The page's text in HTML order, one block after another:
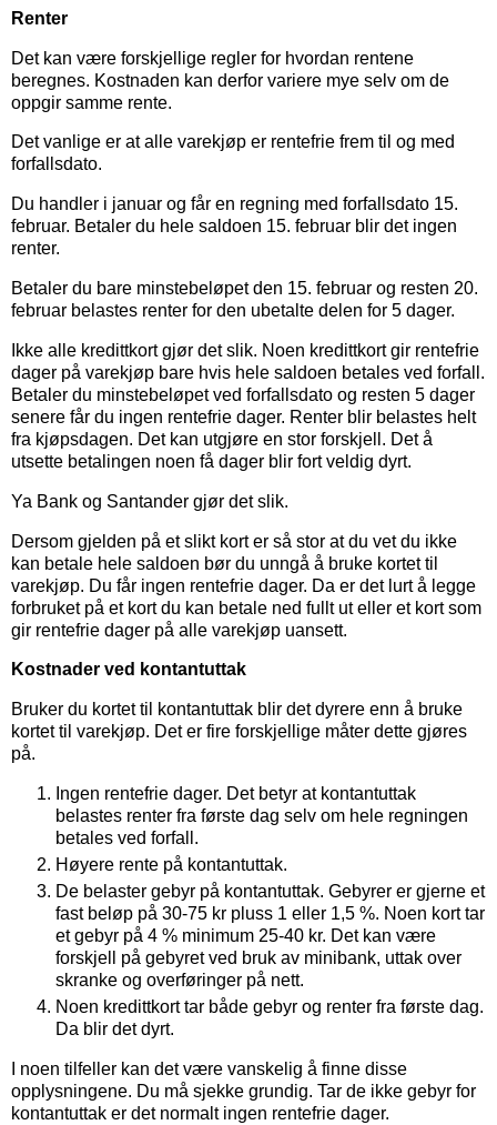
Renter
Det kan være forskjellige regler for hvordan rentene
beregnes. Kostnaden kan derfor variere mye selv om de
oppgir samme rente.
Det vanlige er at alle varekjøp er rentefrie frem til og med
forfallsdato.
Du handler i januar og får en regning med forfallsdato 15.
februar. Betaler du hele saldoen 15. februar blir det ingen
renter.
Betaler du bare minstebeløpet den 15. februar og resten 20.
februar belastes renter for den ubetalte delen for 5 dager.
Ikke alle kredittkort gjør det slik. Noen kredittkort gir rentefrie
dager på varekjøp bare hvis hele saldoen betales ved forfall.
Betaler du minstebeløpet ved forfallsdato og resten 5 dager
senere får du ingen rentefrie dager. Renter blir belastes helt
fra kjøpsdagen. Det kan utgjøre en stor forskjell. Det å
utsette betalingen noen få dager blir fort veldig dyrt.
Ya Bank og Santander gjør det slik.
Dersom gjelden på et slikt kort er så stor at du vet du ikke
kan betale hele saldoen bør du unngå å bruke kortet til
varekjøp. Du får ingen rentefrie dager. Da er det lurt å legge
forbruket på et kort du kan betale ned fullt ut eller et kort som
gir rentefrie dager på alle varekjøp uansett.
Kostnader ved kontantuttak
Bruker du kortet til kontantuttak blir det dyrere enn å bruke
kortet til varekjøp. Det er fire forskjellige måter dette gjøres
på.
Ingen rentefrie dager. Det betyr at kontantuttak
belastes renter fra første dag selv om hele regningen
betales ved forfall.
Høyere rente på kontantuttak.
De belaster gebyr på kontantuttak. Gebyrer er gjerne et
fast beløp på 30-75 kr pluss 1 eller 1,5 %. Noen kort tar
et gebyr på 4 % minimum 25-40 kr. Det kan være
forskjell på gebyret ved bruk av minibank, uttak over
skranke og overføringer på nett.
Noen kredittkort tar både gebyr og renter fra første dag.
Da blir det dyrt.
I noen tilfeller kan det være vanskelig å finne disse
opplysningene. Du må sjekke grundig. Tar de ikke gebyr for
kontantuttak er det normalt ingen rentefrie dager.